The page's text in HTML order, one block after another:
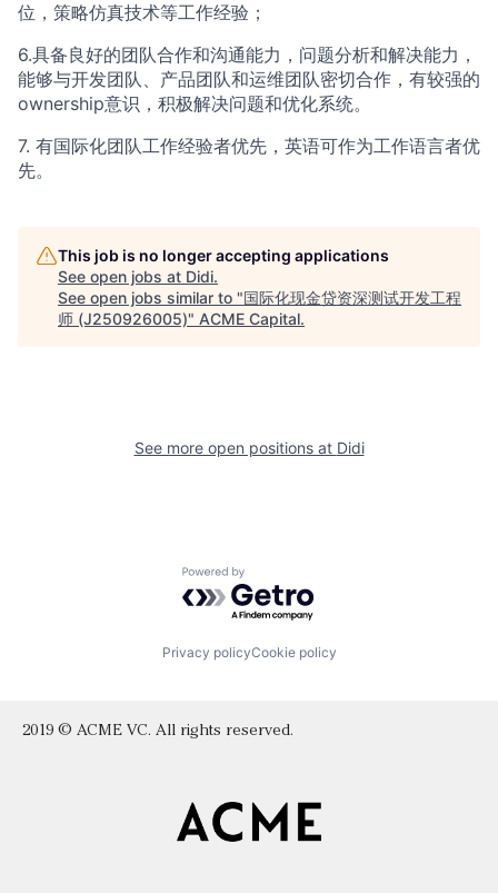
位，策略仿真技术等工作经验；
6.具备良好的团队合作和沟通能力，问题分析和解决能力，
能够与开发团队、产品团队和运维团队密切合作，有较强的
ownership意识，积极解决问题和优化系统。
7. 有国际化团队工作经验者优先，英语可作为工作语言者优
先。
This job is no longer accepting applications
See open jobs at Didi.
See open jobs similar to "国际化现金贷资深测试开发工程
师 (J250926005)" ACME Capital.
See more open positions at Didi
Powered by Getro.com
Privacy policyCookie policy
2019 © ACME VC. All rights reserved.